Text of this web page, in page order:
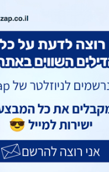
protected by reCAPTCHA